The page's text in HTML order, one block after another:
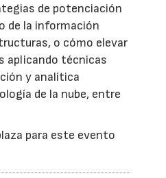
de potenciación
de la información
o cómo elevar
aplicando técnicas
y analítica
de la nube, entre
para este evento